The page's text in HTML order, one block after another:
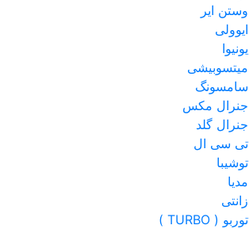
وستن ایر
ایوولی
یونیوا
میتسوبیشی
سامسونگ
جنرال مکس
جنرال گلد
تی سی ال
توشیبا
مدیا
زانتی
توربو ( TURBO )